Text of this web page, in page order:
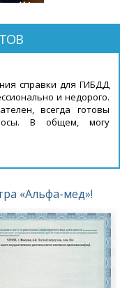
справки для ГИБДД
и недорого.
всегда готовы
В общем, могу
«Альфа-мед»!